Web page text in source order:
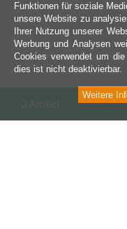
Funktionen für soziale
unsere Website zu
Ihrer Nutzung unserer
Werbung und Analysen
Cookies verwendet um
dies ist nicht deaktivierbar.
Weitere